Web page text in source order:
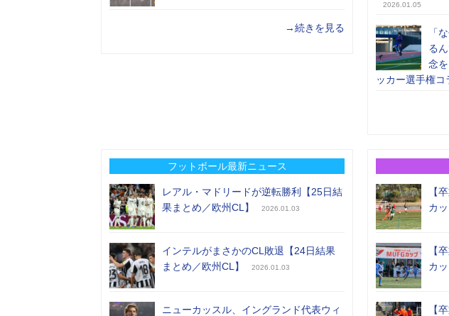
→続きを見る
2026.01.05
「
る
念
ッカー選手権コ
フットボール最新ニュース
レアル・マドリードが逆転勝利【25日結
果まとめ／欧州CL】
2026.01.03
インテルがまさかのCL敗退【24日結果
まとめ／欧州CL】
2026.01.03
ニューカッスル、イングランド代表ウィ
【
カ
【
カ
【